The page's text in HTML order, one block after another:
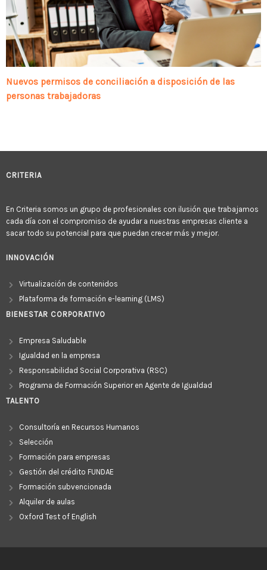
Nuevos permisos de conciliación a disposición de las
personas trabajadoras
CRITERIA
En Criteria somos un grupo de profesionales con ilusión que trabajamos
cada día con el compromiso de ayudar a nuestras empresas cliente a
sacar todo su potencial para que puedan crecer más y mejor.
INNOVACIÓN
Virtualización de contenidos
Plataforma de formación e-learning (LMS)
BIENESTAR CORPORATIVO
Empresa Saludable
Igualdad en la empresa
Responsabilidad Social Corporativa (RSC)
Programa de Formación Superior en Agente de Igualdad
TALENTO
Consultoría en Recursos Humanos
Selección
Formación para empresas
Gestión del crédito FUNDAE
Formación subvencionada
Alquiler de aulas
Oxford Test of English